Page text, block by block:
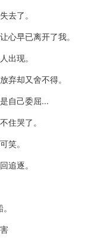
去了。
心早已离开了我。
出现。
弃却又舍不得。
自己委屈...
住哭了。
笑。
追逐。